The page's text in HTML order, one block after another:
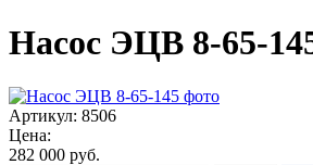
Насос ЭЦВ 8-65-
Артикул: 8506
Цена:
282 000 руб.